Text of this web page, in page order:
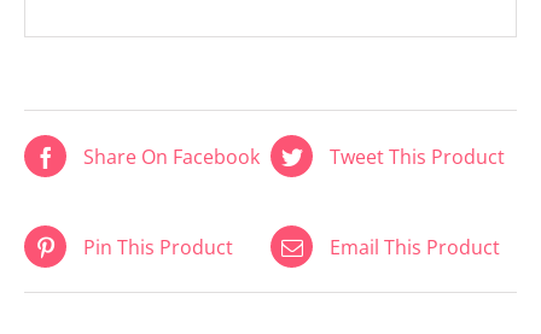
Share On Facebook Tweet This Product
Pin This Product Email This Product